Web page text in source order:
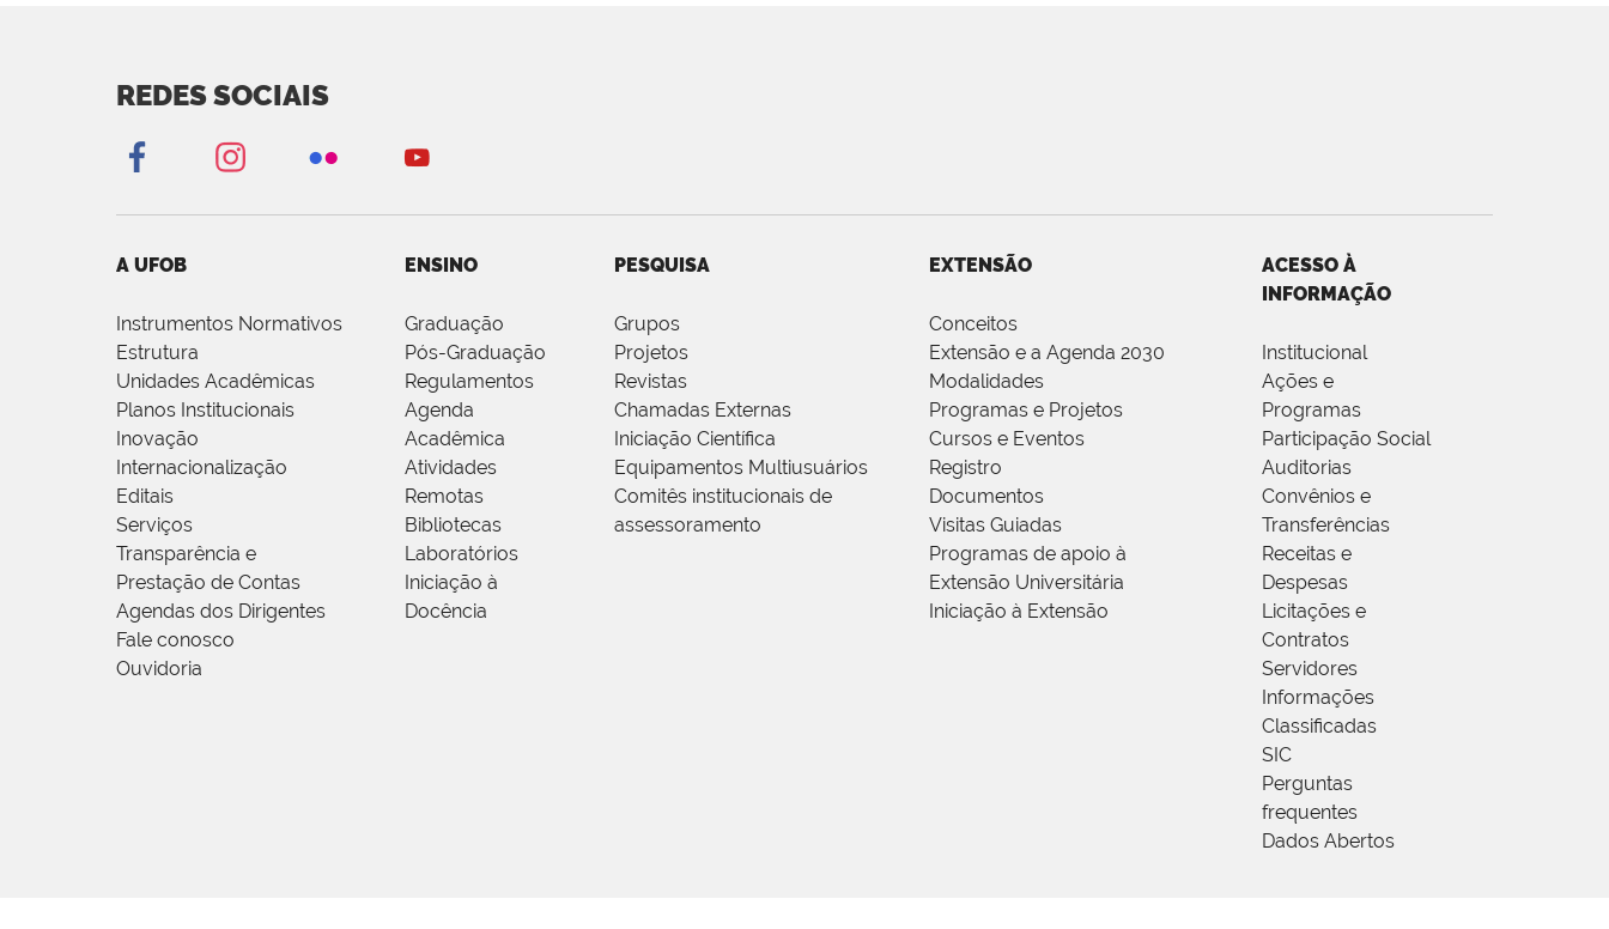
REDES SOCIAIS
A UFOB
Instrumentos Normativos
Estrutura
Unidades Acadêmicas
Planos Institucionais
Inovação
Internacionalização
Editais
Serviços
Transparência e
Prestação de Contas
Agendas dos Dirigentes
Fale conosco
Ouvidoria
ENSINO
Graduação
Pós-Graduação
Regulamentos
Agenda
Acadêmica
Atividades
Remotas
Bibliotecas
Laboratórios
Iniciação à
Docência
PESQUISA
Grupos
Projetos
Revistas
Chamadas Externas
Iniciação Científica
Equipamentos Multiusuários
Comitês institucionais de
assessoramento
EXTENSÃO
Conceitos
Extensão e a Agenda 2030
Modalidades
Programas e Projetos
Cursos e Eventos
Registro
Documentos
Visitas Guiadas
Programas de apoio à
Extensão Universitária
Iniciação à Extensão
ACESSO À
INFORMAÇÃO
Institucional
Ações e
Programas
Participação Social
Auditorias
Convênios e
Transferências
Receitas e
Despesas
Licitações e
Contratos
Servidores
Informações
Classificadas
SIC
Perguntas
frequentes
Dados Abertos